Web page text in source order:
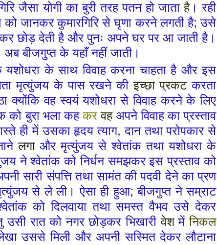
जैसा योगी का बुरी तरह पतन हो जाताहै।रही
कोजानकर कुमारगिरि से घृणा करनेलगतीहै;उसे
छोड़ देतीहै और पुनः अपने घरपर आ जाती है।
अब बीजगुप्त केयहाँनहीं जाती।
के साथ विवाह करना चाहता है और इस
मृत्युंजय के पास रखने कीइच्छाप्रकटकरता
क्योंकि वह स्वयं यशोधरा से विवाह करने के लिए
को बुरा भलाकहकरवह अपने विवाह का प्रस्ताव
हीमें उसका हृदय त्याग,दान तथा परोपकार से
लगाऔरमृत्युंजय सेश्वेतांकतथा यशोधरा के
ने श्वेतांकको निर्धन समझकर इस प्रस्ताव को
सारी संपत्ति तथा सामंत की पदवी देने का प्रण
से ले ली। ऐसा ही हुआ;बीजगुप्त ने सम्राट
को दिलवाया तथा समस्त वैभव उसे देकर
उसी रात को नगर छोड़कर भिखारीवेशमेंनिकल
उससे मिली और अपनी सस्मित देकर लौटाना